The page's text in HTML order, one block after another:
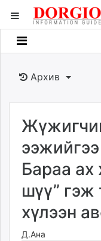
Мэдээллийн
Банк санхүү
Бизнес ААН
Төрийн
Нийслэлийн
dorgio.mn
Gogo.mn
caak.mn
news.mn
zindaa.mn
Архив
Бараа ах
шүү” гэж
хүлээн
Д.Ана